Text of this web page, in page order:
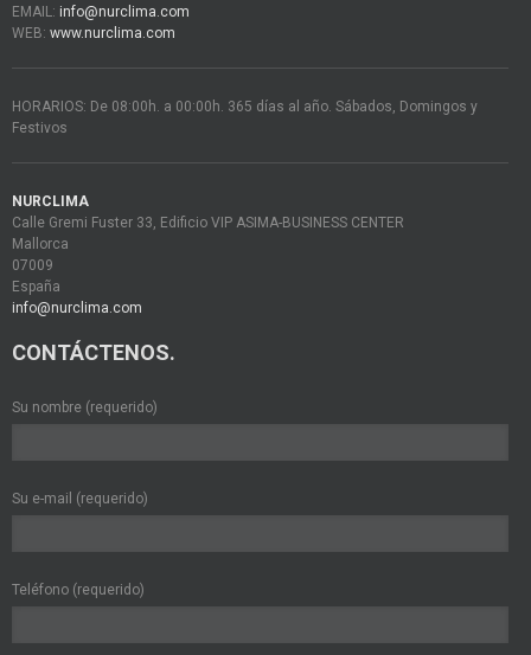
EMAIL: info@nurclima.com
WEB: www.nurclima.com
HORARIOS: De 08:00h. a 00:00h. 365 días al año. Sábados, Domingos y
Festivos
NURCLIMA
Calle Gremi Fuster 33, Edificio VIP ASIMA-BUSINESS CENTER
Mallorca
07009
España
info@nurclima.com
CONTÁCTENOS.
Su nombre (requerido)
Su e-mail (requerido)
Teléfono (requerido)